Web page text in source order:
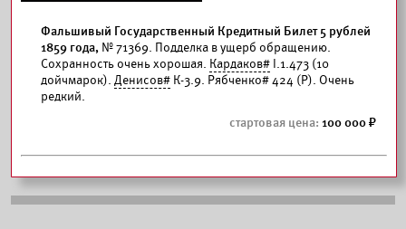
Фальшивый Государственный Кредитный Билет 5 рублей
1859 года, № 71369. Подделка в ущерб обращению.
Сохранность очень хорошая. Кардаков# I.1.473 (10
дойчмарок). Денисов# К-3.9. Рябченко# 424 (Р). Очень
редкий.
100 000